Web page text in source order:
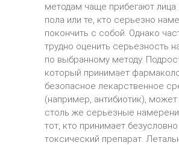
методам чаще прибегают лица
пола или те, кто серьезно
покончить с собой. Однако
трудно оценить серьезность
по выбранному методу.
который принимает
безопасное лекарственное
(например, антибиотик),
столь же серьезные
тот, кто принимает безусловно
токсический препарат.